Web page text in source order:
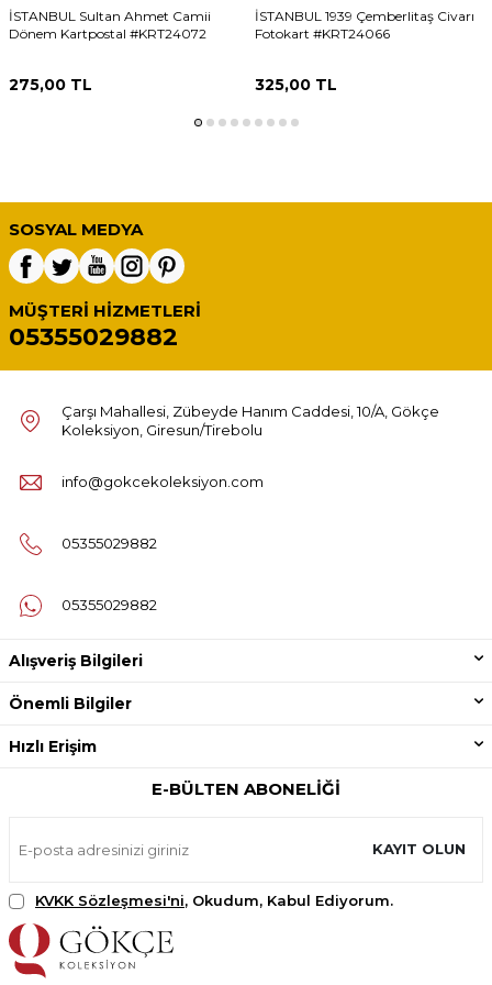
İSTANBUL Sultan Ahmet Camii
Dönem Kartpostal #KRT24072
275,00 TL
İSTANBUL 1939 Çemberlitaş Civarı
Fotokart #KRT24066
325,00TL
SOSYAL MEDYA
MÜŞTERI HIZMETLERI
05355029882
Çarşı Mahallesi, Zübeyde Hanım Caddesi, 10/A, Gökçe
Koleksiyon, Giresun/Tirebolu
info@gokcekoleksiyon.com
05355029882
05355029882
Alışveriş Bilgileri
Önemli Bilgiler
Hızlı Erişim
E-BÜLTEN ABONELIĞI
KAYIT OLUN
KVKK Sözleşmesi'ni, Okudum, Kabul Ediyorum.